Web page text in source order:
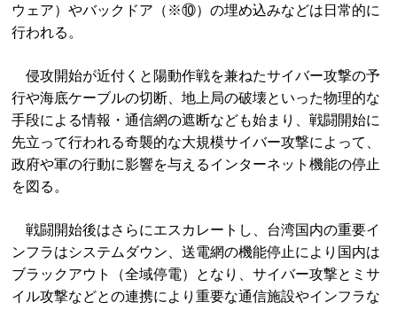
ウェア）やバックドア（※⑩）の埋め込みなどは日常的に
行われる。
侵攻開始が近付くと陽動作戦を兼ねたサイバー攻撃の予
行や海底ケーブルの切断、地上局の破壊といった物理的な
手段による情報・通信網の遮断なども始まり、戦闘開始に
先立って行われる奇襲的な大規模サイバー攻撃によって、
政府や軍の行動に影響を与えるインターネット機能の停止
を図る。
戦闘開始後はさらにエスカレートし、台湾国内の重要イ
ンフラはシステムダウン、送電網の機能停止により国内は
ブラックアウト（全域停電）となり、サイバー攻撃とミサ
イル攻撃などとの連携により重要な通信施設やインフラな